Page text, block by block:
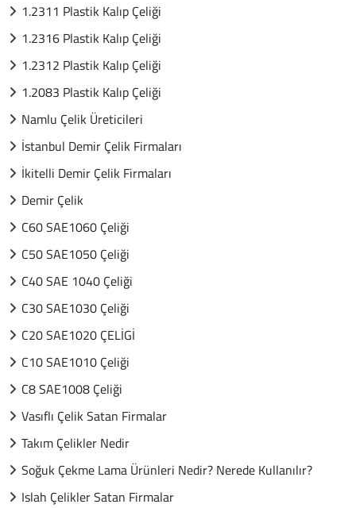
1.2311 Plastik Kalıp Çeliği
1.2316 Plastik Kalıp Çeliği
1.2312 Plastik Kalıp Çeliği
1.2083 Plastik Kalıp Çeliği
Namlu Çelik Üreticileri
İstanbul Demir Çelik Firmaları
İkitelli Demir Çelik Firmaları
Demir Çelik
C60 SAE1060 Çeliği
C50 SAE1050 Çeliği
C40 SAE 1040 Çeliği
C30 SAE1030 Çeliği
C20 SAE1020 ÇELİGİ
C10 SAE1010 Çeliği
C8 SAE1008 Çeliği
Vasıflı Çelik Satan Firmalar
Takım Çelikler Nedir
Soğuk Çekme Lama Ürünleri Nedir? Nerede Kullanılır?
Islah Çelikler Satan Firmalar